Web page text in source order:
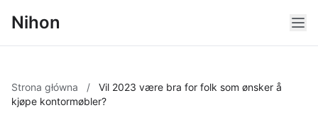
Nihon
Strona główna /
Vil 2023 være bra for folk som ønsker å
kjøpe kontormøbler?